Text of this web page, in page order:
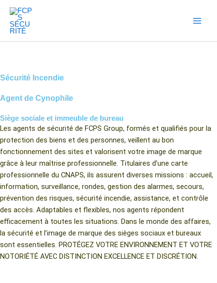
contenu
Sécurité Incendie
Agent de Cynophile
Siège sociale et immeuble de bureau
Les agents de sécurité de FCPS Group, formés et qualifiés pour la
protection des biens et des personnes, veillent au bon
fonctionnement des sites et valorisent votre image de marque
grâce à leur maîtrise professionnelle. Titulaires d’une carte
professionnelle du CNAPS, ils assurent diverses missions : accueil,
information, surveillance, rondes, gestion des alarmes, secours,
prévention des risques, sécurité incendie, assistance, et contrôle
des accès. Adaptables et flexibles, nos agents répondent
efficacement à toutes les situations. Dans le monde des affaires,
la sécurité et l’image de marque des sièges sociaux et bureaux
sont essentielles. PROTÉGEZ VOTRE ENVIRONNEMENT ET VOTRE
NOTORIÉTÉ AVEC DISTINCTION EXCELLENCE ET DISCRÉTION.